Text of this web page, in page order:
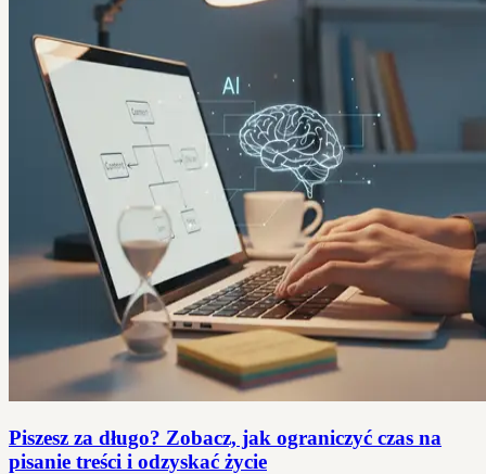
Piszesz za długo? Zobacz, jak ograniczyć czas na
pisanie treści i odzyskać życie